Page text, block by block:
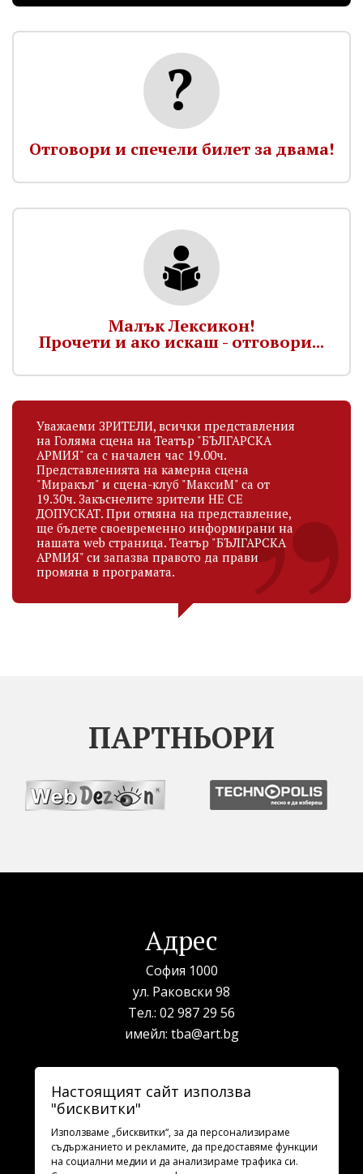
Отговори и спечели билет за двама!
Малък Лексикон!
Прочети и ако искаш - отговори...
Уважаеми ЗРИТЕЛИ, всички представления
на Голяма сцена на Театър "БЪЛГАРСКА
АРМИЯ" са с начален час 19.00ч.
Представленията на камерна сцена
"Миракъл" и сцена-клуб "МаксиМ" са от
19.30ч. Закъснелите зрители НЕ СЕ
ДОПУСКАТ. При отмяна на представление,
ще бъдете своевременно информирани на
нашата web страница. Театър "БЪЛГАРСКА
АРМИЯ" си запазва правото да прави
промяна в програмата.
ПАРТНЬОРИ
Адрес
София 1000
ул. Раковски 98
Тел.: 02 987 29 56
имейл: tba@art.bg
Билетна каса
телефон:
рабoтно време: 10:00 - 19:30
Настоящият сайт използва
"бисквитки"
Използваме „бисквитки“, за да персонализираме
съдържанието и рекламите, да предоставяме функции
на социални медии и да анализираме трафика си.